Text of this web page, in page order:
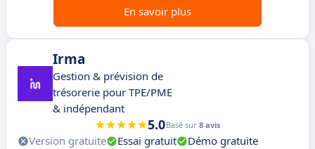
En savoir plus
Irma
Gestion & prévision de
trésorerie pour TPE/PME
& indépendant
5.0Basé sur 8 avis
Version gratuite Essai gratuit
Démo gratuite